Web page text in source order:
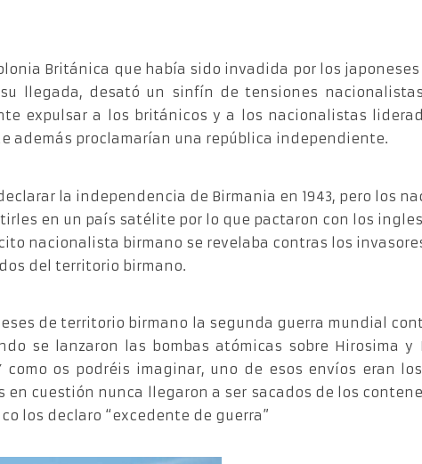
Británica que había sido invadida por los
llegada, desató un sinfín de tensiones
expulsar a los británicos y a los nacionalistas
además proclamarían una república independiente.
la independencia de Birmania en 1943, pero los
en un país satélite por lo que pactaron con los
nacionalista birmano se revelaba contras los
del territorio birmano.
de territorio birmano la segunda guerra mundial
se lanzaron las bombas atómicas sobre Hirosima
os podréis imaginar, uno de esos envíos eran
en cuestión nunca llegaron a ser sacados de los
los declaro “excedente de guerra”